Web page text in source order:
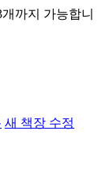
까지 가능합니
새 책장 수정